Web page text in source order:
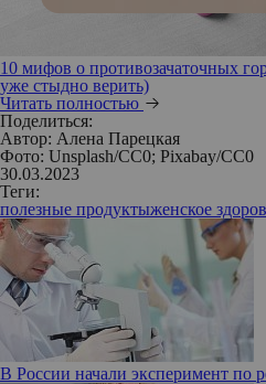
10 мифов о противозачаточных
уже стыдно верить)
Читать полностью
Поделиться:
Автор: Алена Парецкая
Фото: Unsplash/СС0; Pixabay/СС0
30.03.2023
Теги:
полезные продуктыженское
В России начали эксперимент по